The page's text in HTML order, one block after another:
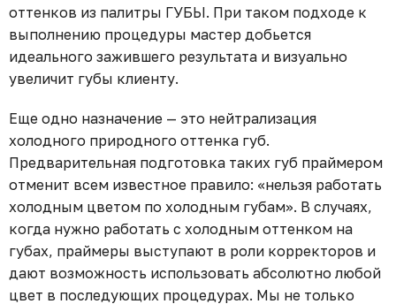
оттенков из палитры ГУБЫ. При таком подходе к
выполнению процедуры мастер добьется
идеального зажившего результата и визуально
увеличит губы клиенту.⁣⁣
Еще одно назначение — это нейтрализация
холодного природного оттенка губ.
Предварительная подготовка таких губ праймером
отменит всем известное правило: «нельзя работать
холодным цветом по холодным губам». В случаях,
когда нужно работать с холодным оттенком на
губах, праймеры выступают в роли корректоров и
дают возможность использовать абсолютно любой
цвет в последующих процедурах. Мы не только